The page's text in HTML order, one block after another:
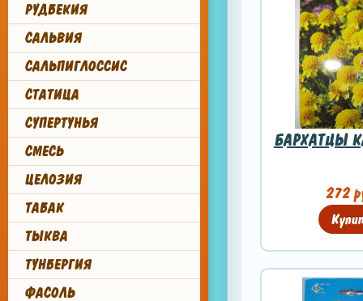
РУДБЕКИЯ
САЛЬВИЯ
САЛЬПИГЛОССИС
СТАТИЦА
СУПЕРТУНЬЯ
СМЕСЬ
ЦЕЛОЗИЯ
ТАБАК
ТЫКВА
ТУНБЕРГИЯ
ФАСОЛЬ
БАРХАТЦЫ
272